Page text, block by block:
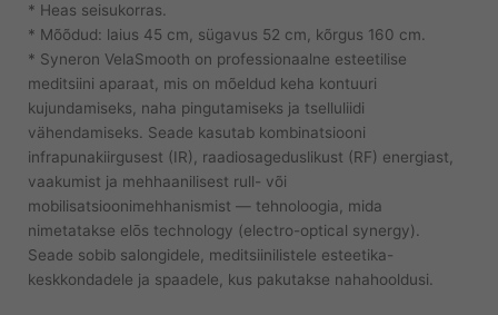
* Heas seisukorras.
* Mõõdud: laius 45 cm, sügavus 52 cm, kõrgus 160 cm.
* Syneron VelaSmooth on professionaalne esteetilise
meditsiini aparaat, mis on mõeldud keha kontuuri
kujundamiseks, naha pingutamiseks ja tselluliidi
vähendamiseks. Seade kasutab kombinatsiooni
infrapunakiirgusest (IR), raadiosageduslikust (RF) energiast,
vaakumist ja mehhaanilisest rull- või
mobilisatsioonimehhanismist — tehnoloogia, mida
nimetatakse elōs technology (electro-optical synergy).
Seade sobib salongidele, meditsiinilistele esteetika-
keskkondadele ja spaadele, kus pakutakse nahahooldusi.